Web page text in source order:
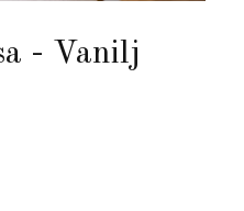
- Vanilj